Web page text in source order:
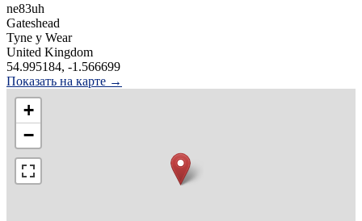
ne83uh
Gateshead
Tyne y Wear
United Kingdom
54.995184, -1.566699
Показать на карте →
+
−